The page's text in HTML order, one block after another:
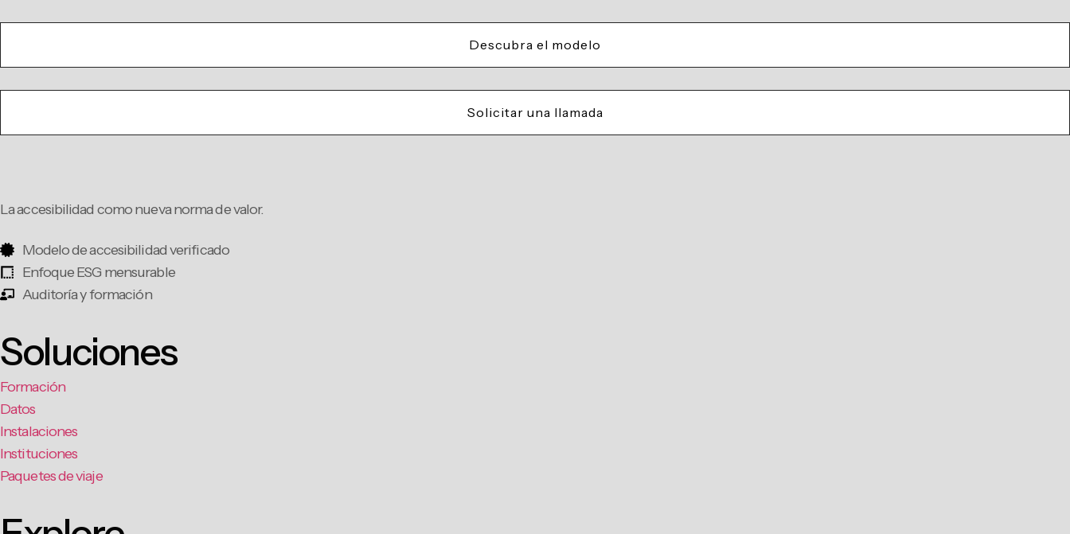
Descubra el modelo
Solicitar una llamada
La accesibilidad como nueva norma de valor.
Modelo de accesibilidad verificado
Enfoque ESG mensurable
Auditoría y formación
Soluciones
Formación
Datos
Instalaciones
Instituciones
Paquetes de viaje